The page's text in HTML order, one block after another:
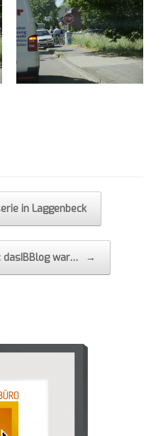
in Laggenbeck
dasIBBlog war… →